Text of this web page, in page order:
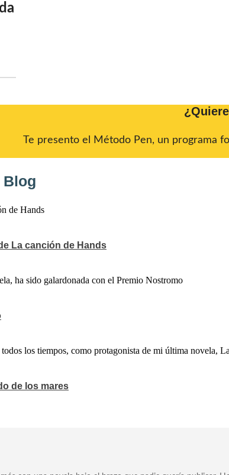
Te presento el Método Pen, un programa
La canción de Hands
de los mares